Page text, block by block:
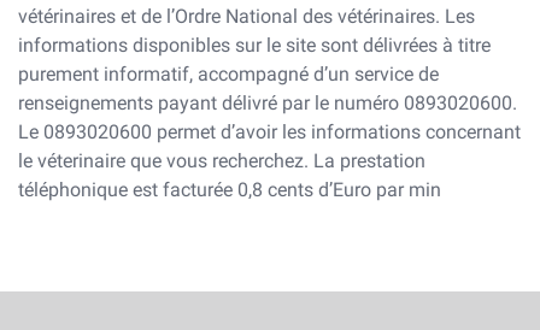
vétérinaires et de l’Ordre National des vétérinaires. Les
informations disponibles sur le site sont délivrées à titre
purement informatif, accompagné d’un service de
renseignements payant délivré par le numéro 0893020600.
Le 0893020600 permet d’avoir les informations concernant
le véterinaire que vous recherchez. La prestation
téléphonique est facturée 0,8 cents d’Euro par min